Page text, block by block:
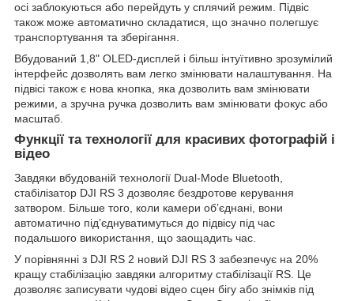
осі заблокуються або перейдуть у сплячий режим. Підвіс
також може автоматично складатися, що значно полегшує
транспортування та зберігання.
Вбудований 1,8" OLED-дисплей і більш інтуїтивно зрозумілий
інтерфейс дозволять вам легко змінювати налаштування. На
підвісі також є нова кнопка, яка дозволить вам змінювати
режими, а зручна ручка дозволить вам змінювати фокус або
масштаб.
Функції та технології для красивих фотографій і
відео
Завдяки вбудованій технології Dual-Mode Bluetooth,
стабілізатор DJI RS 3 дозволяє бездротове керування
затвором. Більше того, коли камери об’єднані, вони
автоматично під’єднуватимуться до підвісу під час
подальшого використання, що заощадить час.
У порівнянні з DJI RS 2 новий DJI RS 3 забезпечує на 20%
кращу стабілізацію завдяки алгоритму стабілізації RS. Це
дозволяє записувати чудові відео сцен бігу або знімків під